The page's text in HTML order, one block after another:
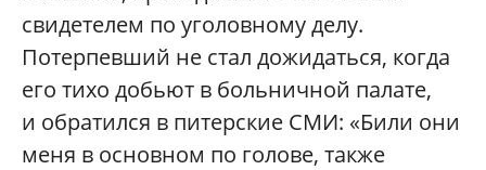
свидетелем по уголовному делу.
Потерпевший не стал дожидаться, когда
его тихо добьют в больничной палате,
и обратился в питерские СМИ: «Били они
меня в основном по голове, также